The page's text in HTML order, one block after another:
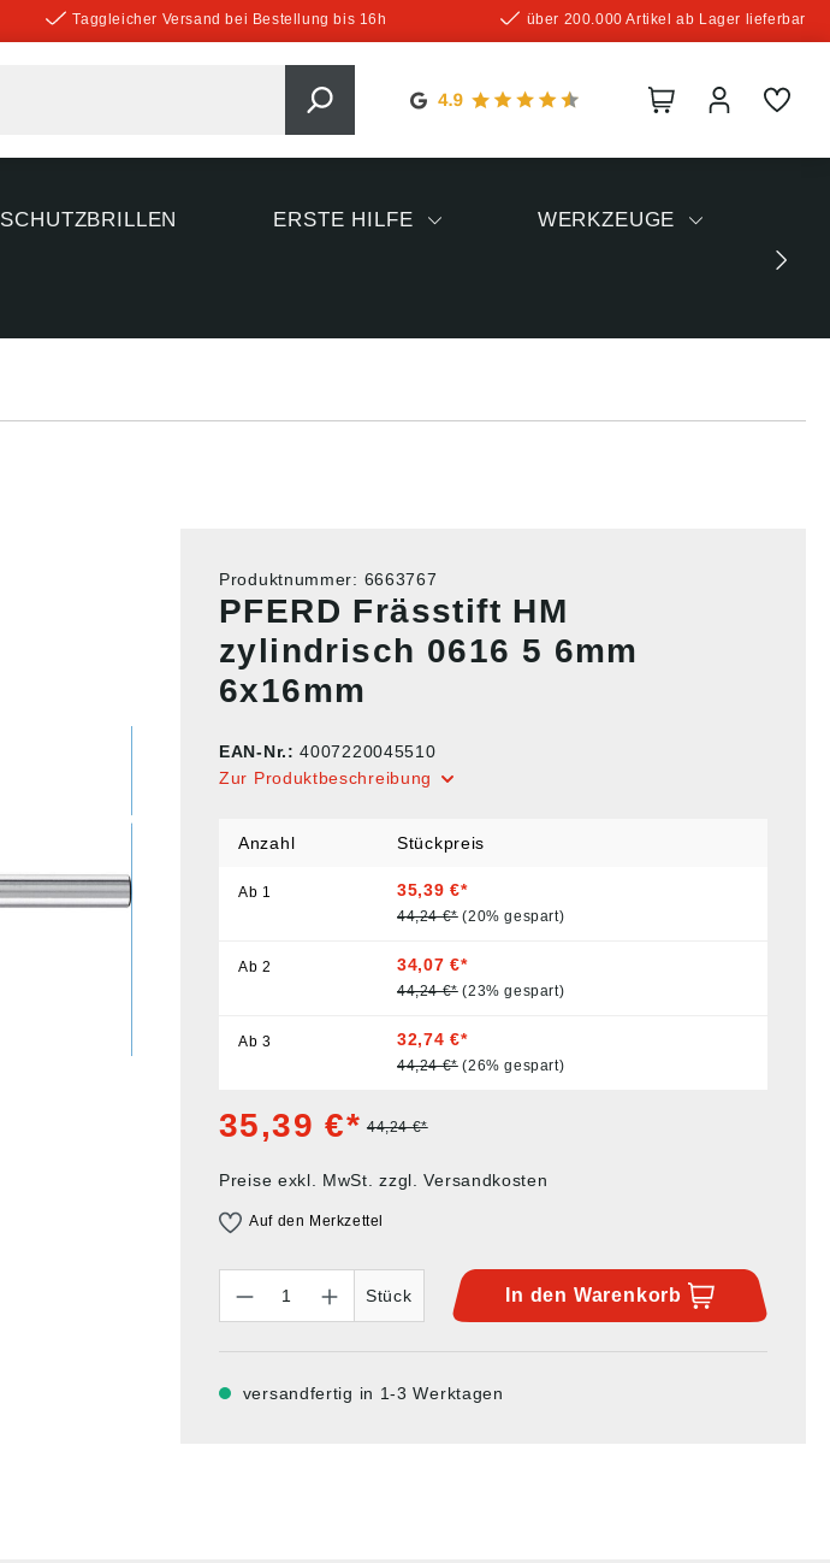
Taggleicher Versand bei Bestellung bis 16h über 200.000 Artikel ab Lager lieferbar
SCHUTZBRILLEN ERSTE HILFE WERKZEUGE
Produktnummer: 6663767
PFERD Frässtift HM
zylindrisch 0616 5 6mm
6x16mm
EAN-Nr.:4007220045510
Zur Produktbeschreibung
Anzahl Stückpreis
Ab 1 35,39 €*
44,24 €* (20% gespart)
Ab 2 34,07 €*
44,24 €* (23% gespart)
Ab 3 32,74 €*
44,24 €* (26% gespart)
35,39 €* 44,24 €*
Preise exkl. MwSt. zzgl. Versandkosten
Auf den Merkzettel
Stück
In den Warenkorb
versandfertig in 1-3 Werktagen